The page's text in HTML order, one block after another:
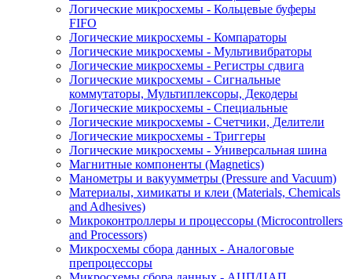
Логические микросхемы - Кольцевые буферы
FIFO
Логические микросхемы - Компараторы
Логические микросхемы - Мультивибраторы
Логические микросхемы - Регистры сдвига
Логические микросхемы - Сигнальные
коммутаторы, Мультиплексоры, Декодеры
Логические микросхемы - Специальные
Логические микросхемы - Счетчики, Делители
Логические микросхемы - Триггеры
Логические микросхемы - Универсальная шина
Магнитные компоненты (Magnetics)
Манометры и вакуумметры (Pressure and Vacuum)
Материалы, химикаты и клеи (Materials, Chemicals
and Adhesives)
Микроконтроллеры и процессоры (Microcontrollers
and Processors)
Микросхемы сбора данных - Аналоговые
препроцессоры